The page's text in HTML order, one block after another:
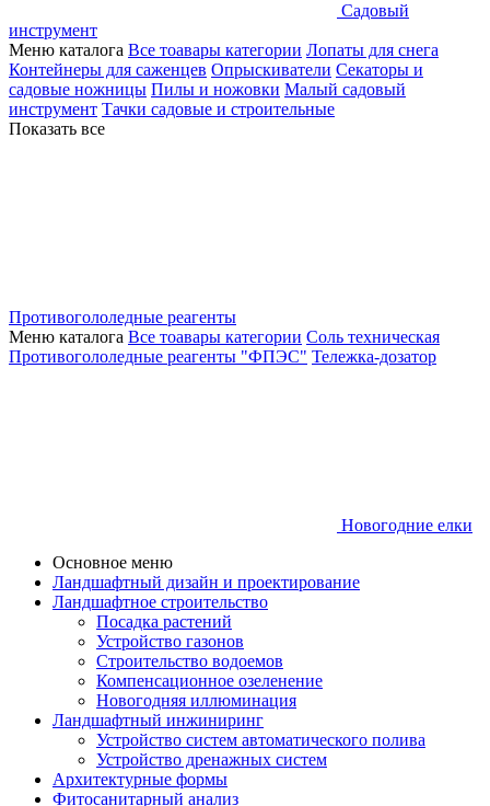
Садовый
инструмент
Меню каталога Все тоавары категории Лопаты для снега
Контейнеры для саженцев Опрыскиватели Секаторы и
садовые ножницы Пилы и ножовки Малый садовый
инструмент Тачки садовые и строительные
Показать все
Противогололедные реагенты
Меню каталога Все тоавары категории Соль техническая
Противогололедные реагенты "ФПЭС" Тележка-дозатор
Новогодние елки
Основное меню
Ландшафтный дизайн и проектирование
Ландшафтное строительство
Посадка растений
Устройство газонов
Строительство водоемов
Компенсационное озеленение
Новогодняя иллюминация
Ландшафтный инжиниринг
Устройство систем автоматического полива
Устройство дренажных систем
Aрхитектурные формы
Фитосанитарный анализ